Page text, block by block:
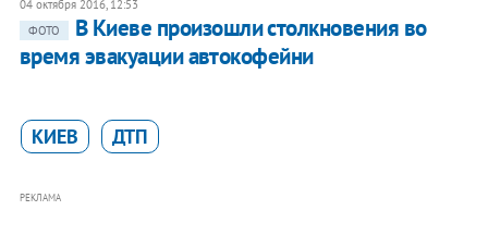
04 октября 2016, 12:53
ФОТО
В Киеве произошли столкновения во
время эвакуации автокофейни
КИЕВ ДТП
РЕКЛАМА